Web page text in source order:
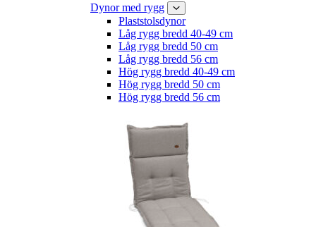
Dynor med rygg
Plaststolsdynor
Låg rygg bredd 40-49 cm
Låg rygg bredd 50 cm
Låg rygg bredd 56 cm
Hög rygg bredd 40-49 cm
Hög rygg bredd 50 cm
Hög rygg bredd 56 cm